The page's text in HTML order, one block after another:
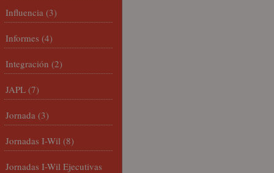
Influencia (3)
Informes (4)
Integración (2)
JAPL (7)
Jornada (3)
Jornadas I-Wil (8)
Jornadas I-Wil Ejecutivas